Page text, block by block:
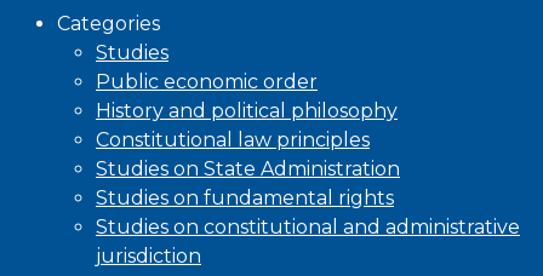
Categories
Studies
Public economic order
History and political philosophy
Constitutional law principles
Studies on State Administration
Studies on fundamental rights
Studies on constitutional and administrative
jurisdiction